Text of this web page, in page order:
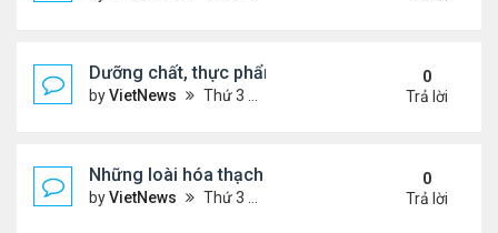
Dưỡng chất, thực phẩm tốt cho người cao huyết
byVietNews Thứ 3 Tháng 12 13, 2022 11:14 am
0
Trả lời
Những loài hóa thạch sống tồn tại lâu nhất trên
byVietNews Thứ 3 Tháng 12 13, 2022 11:11 am
0
Trả lời